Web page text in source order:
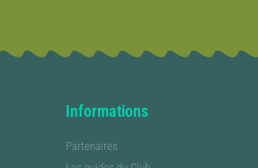
Informations
Partenaires